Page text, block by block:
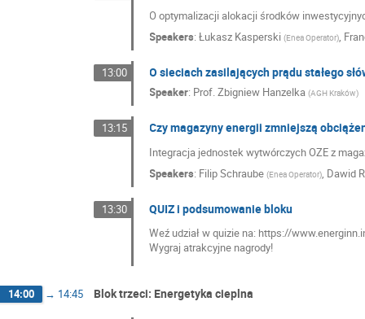
O optymalizacji alokacji środków
Speakers:Łukasz Kasperski (Enea Operator)
13:00 O sieciach zasilających prądu stałego
Speaker: Prof.Zbigniew Hanzelka (AGH Kraków)
13:15 Czy magazyny energii zmniejszą
Integracja jednostek wytwórczych OZE z
Speakers: Filip Schraube (Enea Operator) Dawid
13:30 QUIZ i podsumowanie bloku
Weź udział w quizie na: https://
Wygraj atrakcyjne nagrody!
14:00 → 14:45 Blok trzeci: Energetyka cieplna